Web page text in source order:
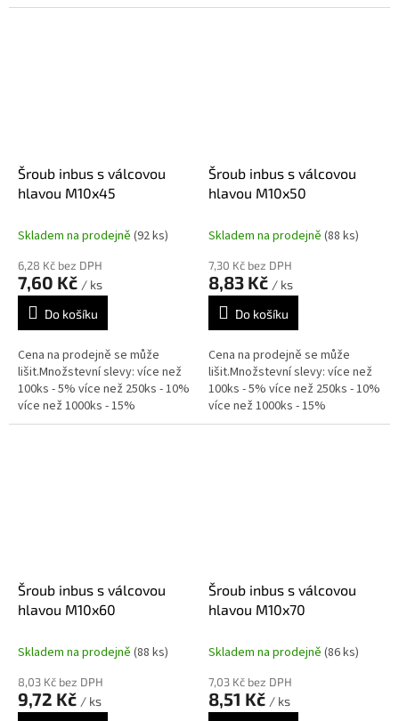
Šroub inbus s válcovou
hlavou M10x45
Skladem na prodejně (92 ks)
6,28 Kč bez DPH
7,60 Kč / ks
Do košíku
Cena na prodejně se může
lišit.Množstevní slevy: více než
100ks - 5% více než 250ks - 10%
více než 1000ks - 15%
Šroub inbus s válcovou
hlavou M10x50
Skladem na prodejně (88 ks)
7,30 Kč bez DPH
8,83 Kč / ks
Do košíku
Cena na prodejně se může
lišit.Množstevní slevy: více než
100ks - 5% více než 250ks - 10%
více než 1000ks - 15%
Šroub inbus s válcovou
hlavou M10x60
Skladem na prodejně (88 ks)
8,03 Kč bez DPH
9,72 Kč / ks
Šroub inbus s válcovou
hlavou M10x70
Skladem na prodejně (86 ks)
7,03 Kč bez DPH
8,51 Kč / ks